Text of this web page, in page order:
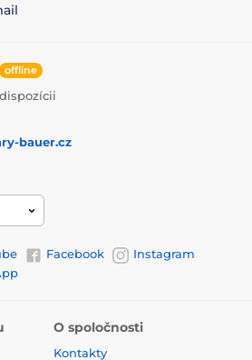
offline
bauer.cz
Facebook
Instagram
O spoločnosti
Kontakty